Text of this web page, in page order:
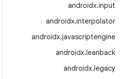
androidx.input
androidx.interpolator
androidx.javascriptengine
androidx.leanback
androidx.legacy